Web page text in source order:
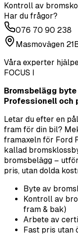
Kontroll av
Har du frågor?
076 70 90 238
Masmovägen
Våra experter
FOCUS I
Bromsbelägg byte
Professionell
Letar du efter en
fram för din bil?
framaxeln för Ford
kallad
bromsbelägg –
pris, utan dolda
Byte av
Kontroll av
fram & bak)
Arbete av
Fast pris utan